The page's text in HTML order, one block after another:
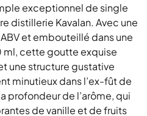
exceptionnel de single
distillerie Kavalan. Avec une
et embouteillé dans une
cette goutte exquise
une structure gustative
minutieux dans l’ex-fût de
profondeur de l’arôme, qui
de vanille et de fruits